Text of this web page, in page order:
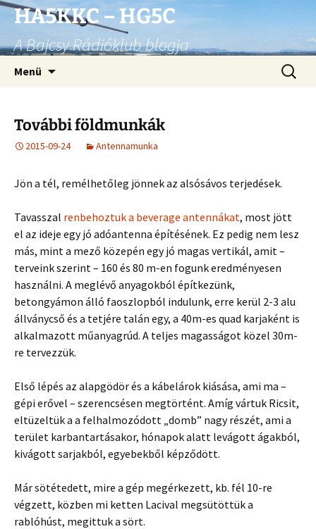
Ugrás
tartalomhoz
HA5KKC – HG5C
A Bajcsy Rádióklub blogja
Menü
További földmunkák
2015-09-24 Antennamunka
Jön a tél, remélhetőleg jönnek az alsósávos terjedések.
Tavasszal renbehoztuk a beverage antennákat, most jött
el az ideje egy jó adóantenna építésének. Ez pedig nem lesz
más, mint a mező közepén egy jó magas vertikál, amit –
terveink szerint – 160 és 80 m-en fogunk eredményesen
használni. A meglévő anyagokból építkezünk,
betongyámon álló faoszlopból indulunk, erre kerül 2-3 alu
állványcső és a tetjére talán egy, a 40m-es quad karjaként is
alkalmazott műanyagrúd. A teljes magasságot közel 30m-
re tervezzük.
Első lépés az alapgödör és a kábelárok kiásása, ami ma –
gépi erővel – szerencsésen megtörtént. Amíg vártuk Ricsit,
eltüzeltük a a felhalmozódott „domb” nagy részét, ami a
terület karbantartásakor, hónapok alatt levágott ágakból,
kivágott sarjakból, egyebekből képződött.
Már sötétedett, mire a gép megérkezett, kb. fél 10-re
végzett, közben mi ketten Lacival megsütöttük a
rablóhúst, megittuk a sört.